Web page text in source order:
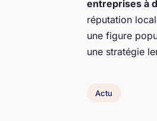
entreprises à
réputation
une figure
une stratégie
Actu